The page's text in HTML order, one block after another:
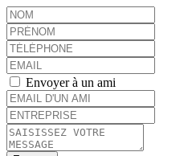
Envoyer à un ami